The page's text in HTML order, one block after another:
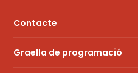
Contacte
Graella de programació